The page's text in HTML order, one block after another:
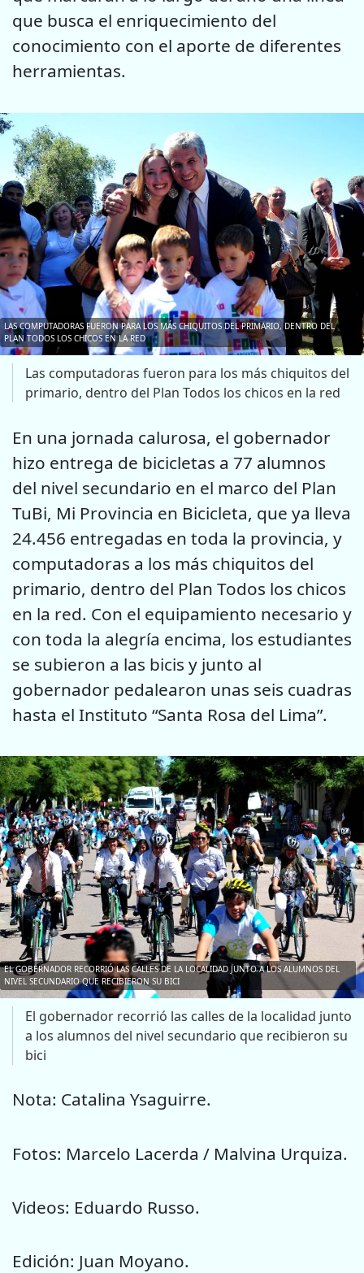
que busca el enriquecimiento del
conocimiento con el aporte de diferentes
herramientas.
LAS COMPUTADORAS FUERON PARA LOS MÁS CHIQUITOS DEL PRIMARIO, DENTRO DEL
PLAN TODOS LOS CHICOS EN LA RED
Las computadoras fueron para los más chiquitos del
primario, dentro del Plan Todos los chicos en la red
En una jornada calurosa, el gobernador
hizo entrega de bicicletas a 77 alumnos
del nivel secundario en el marco del Plan
TuBi, Mi Provincia en Bicicleta, que ya lleva
24.456 entregadas en toda la provincia, y
computadoras a los más chiquitos del
primario, dentro del Plan Todos los chicos
en la red. Con el equipamiento necesario y
con toda la alegría encima, los estudiantes
se subieron a las bicis y junto al
gobernador pedalearon unas seis cuadras
hasta el Instituto “Santa Rosa del Lima”.
EL GOBERNADOR RECORRIÓ LAS CALLES DE LA LOCALIDAD JUNTO A LOS ALUMNOS DEL
NIVEL SECUNDARIO QUE RECIBIERON SU BICI
El gobernador recorrió las calles de la localidad junto
a los alumnos del nivel secundario que recibieron su
bici
Nota: Catalina Ysaguirre.
Fotos: Marcelo Lacerda / Malvina Urquiza.
Videos: Eduardo Russo.
Edición: Juan Moyano.